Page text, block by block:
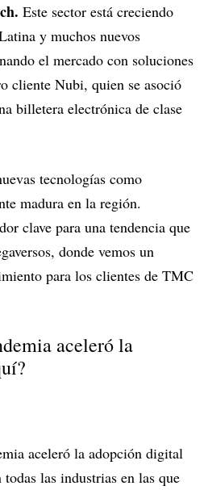
Este sector está creciendo
y muchos nuevos
el mercado con soluciones
cliente Nubi, quien se asoció
billetera electrónica de clase
tecnologías como
madura en la región.
clave para una tendencia que
donde vemos un
para los clientes de TMC
aceleró la
aceleró la adopción digital
las industrias en las que